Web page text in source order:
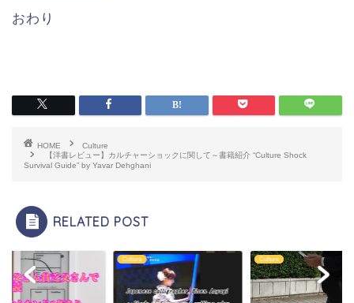
おわり
HOME
Culture
【洋書レビュー】カルチャーショックに関して～書籍紹介 “Culture Shock
Survival Guide” by Yavar Dehghani
RELATED POST
Culture Culture